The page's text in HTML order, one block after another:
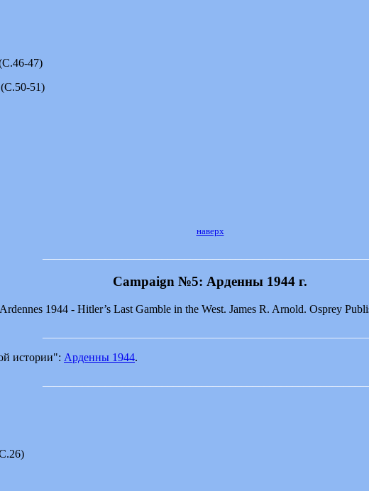
47)
(С.50-51)
наверх
Campaign №5: Арденны 1944 г.
Ardennes 1944 - Hitler’s Last Gamble in the West. James R. Arnold. Osprey
истории": Арденны 1944.